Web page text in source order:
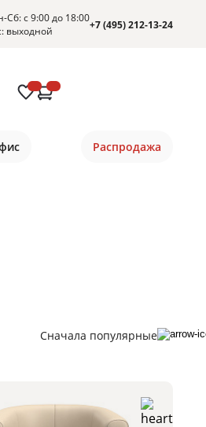
Сб: с 9:00 до 18:00
выходной
+7 (495) 212-13-24
Распродажа
Сначала популярные